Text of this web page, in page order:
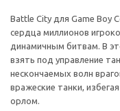
Battle City для Game Boy
сердца миллионов
динамичным битвам. В
взять под управление
нескончаемых волн
вражеские танки,
орлом.